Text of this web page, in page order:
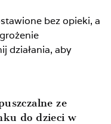
bez opieki, a
działania, aby
ze
do dzieci w